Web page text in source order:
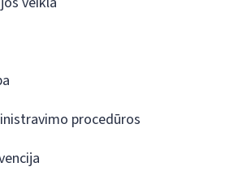
procedūros